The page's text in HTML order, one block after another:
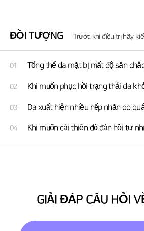
ĐỒI TƯỢNG Trước khi điều trị hãy
01 Tổng thể da mặt bị mất độ săn chắc
02 Khi muốn phục hồi trạng thái da
03 Da xuất hiện nhiều nếp nhăn do
04 Khi muốn cải thiện độ đàn hồi tự
GIẢI ĐÁP CÂU HỎI